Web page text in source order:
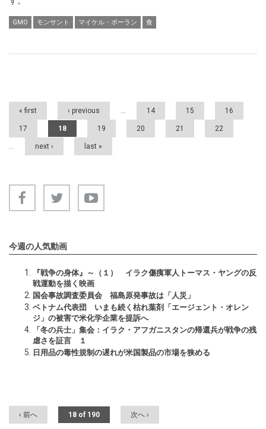
GMO モンサント マイケル・ポーラン 食
Pages
« first ‹ previous … 14 15 16
17 18 19 20 21 22
… next › last »
今週の人気動画
『戦争の身体』～（１） イラク傷痍軍人トーマス・ヤングの反
戦運動を描く映画
国会事故調査委員会 福島原発事故は「人災」
ベトナム代表団 いまも続く枯れ葉剤「エージェント・オレン
ジ」の被害で米化学企業を提訴へ
「冬の兵士」集会：イラク・アフガニスタンの帰還兵が戦争の残
虐さを証言 １
日用品の毒性規制の遅れが米国製品の市場を狭める
‹ 前へ 18 of 190 次へ ›